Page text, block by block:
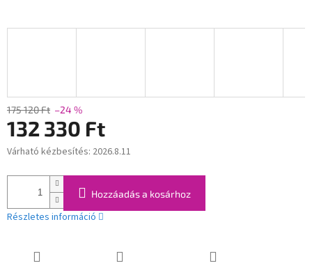
175 120 Ft –24 %
132 330 Ft
Egységár:
Várható kézbesítés: 2026.8.11
Hozzáadás a kosárhoz
Részletes információ